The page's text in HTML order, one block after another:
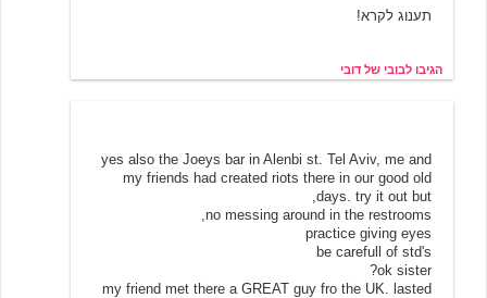
תענוג לקרא!
הגיבו לבובי של דובי
yes also the Joeys bar in Alenbi st. Tel Aviv, me and
my friends had created riots there in our good old
days. try it out but,
no messing around in the restrooms,
practice giving eyes
be carefull of std's
ok sister?
my friend met there a GREAT guy fro the UK. lasted